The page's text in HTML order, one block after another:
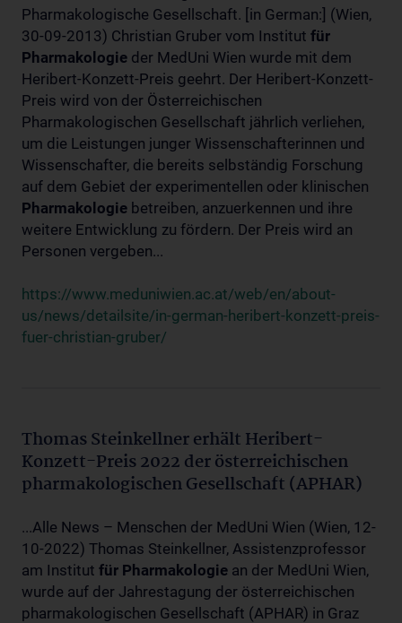
Pharmakologische Gesellschaft. [in German:] (Wien,
30-09-2013) Christian Gruber vom Institut für
Pharmakologie der MedUni Wien wurde mit dem
Heribert-Konzett-Preis geehrt. Der Heribert-Konzett-
Preis wird von der Österreichischen
Pharmakologischen Gesellschaft jährlich verliehen,
um die Leistungen junger Wissenschafterinnen und
Wissenschafter, die bereits selbständig Forschung
auf dem Gebiet der experimentellen oder klinischen
Pharmakologie betreiben, anzuerkennen und ihre
weitere Entwicklung zu fördern. Der Preis wird an
Personen vergeben...
https://www.meduniwien.ac.at/web/en/about-
us/news/detailsite/in-german-heribert-konzett-preis-
fuer-christian-gruber/
Thomas Steinkellner erhält Heribert-
Konzett-Preis 2022 der österreichischen
pharmakologischen Gesellschaft (APHAR)
...Alle News – Menschen der MedUni Wien (Wien, 12-
10-2022) Thomas Steinkellner, Assistenzprofessor
am Institut für Pharmakologie an der MedUni Wien,
wurde auf der Jahrestagung der österreichischen
pharmakologischen Gesellschaft (APHAR) in Graz